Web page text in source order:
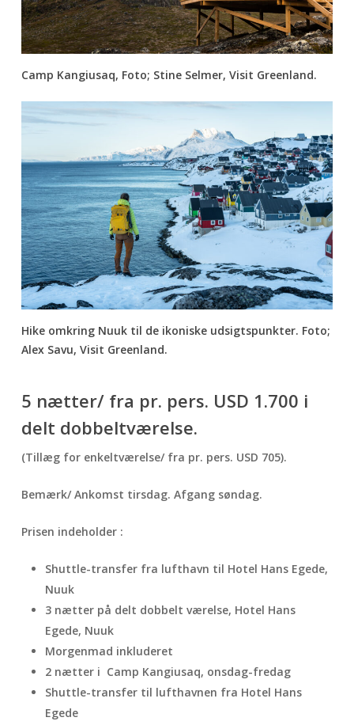
Camp Kangiusaq, Foto; Stine Selmer, Visit Greenland.
Hike omkring Nuuk til de ikoniske udsigtspunkter. Foto;
Alex Savu, Visit Greenland.
5 nætter/ fra pr. pers. USD 1.700 i
delt dobbeltværelse.
(Tillæg for enkeltværelse/ fra pr. pers. USD 705).
Bemærk/ Ankomst tirsdag. Afgang søndag.
Prisen indeholder :
Shuttle-transfer fra lufthavn til Hotel Hans Egede,
Nuuk
3 nætter på delt dobbelt værelse, Hotel Hans
Egede, Nuuk
Morgenmad inkluderet
2 nætter i Camp Kangiusaq, onsdag-fredag
Shuttle-transfer til lufthavnen fra Hotel Hans
Egede